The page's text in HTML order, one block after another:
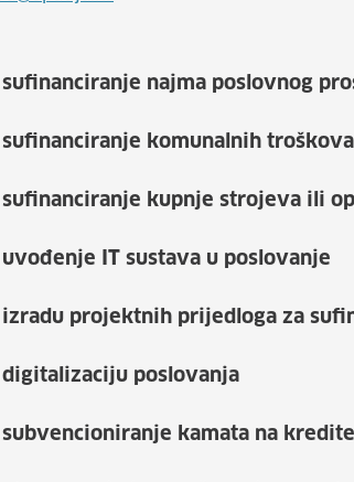
sufinanciranje najma poslovnog
sufinanciranje komunalnih troškova
sufinanciranje kupnje strojeva ili
uvođenje IT sustava u poslovanje
izradu projektnih prijedloga za
digitalizaciju poslovanja
subvencioniranje kamata na kredite